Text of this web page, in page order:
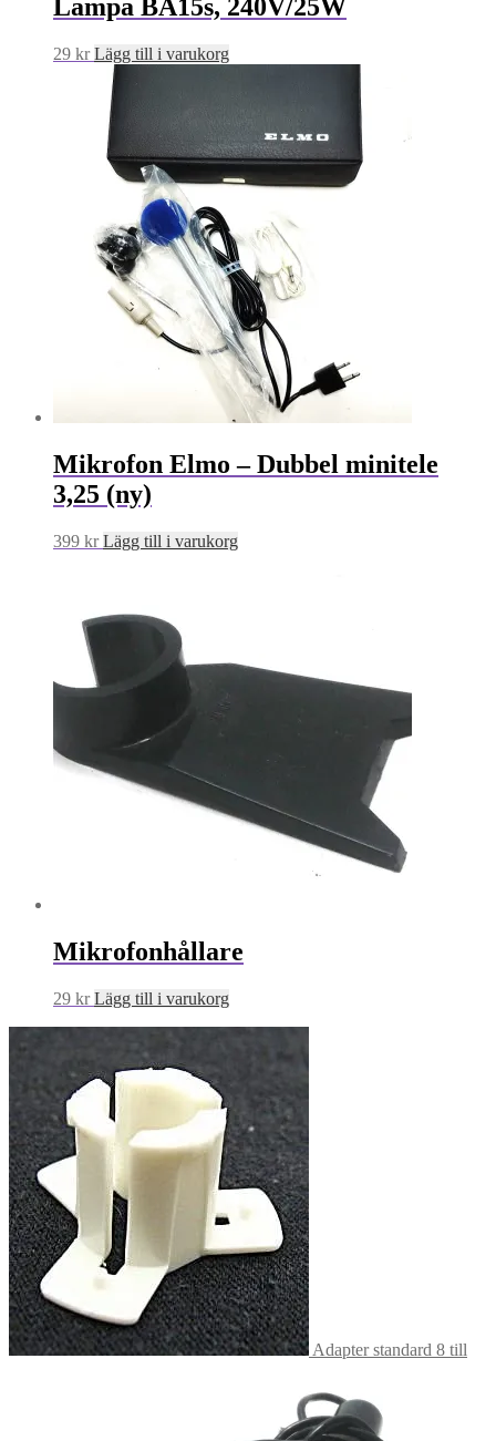
Lampa BA15s, 240V/25W
29 kr Lägg till i varukorg
Mikrofon Elmo – Dubbel minitele
3,25 (ny)
399 kr Lägg till i varukorg
Mikrofonhållare
29 kr Lägg till i varukorg
Adapter standard 8 till